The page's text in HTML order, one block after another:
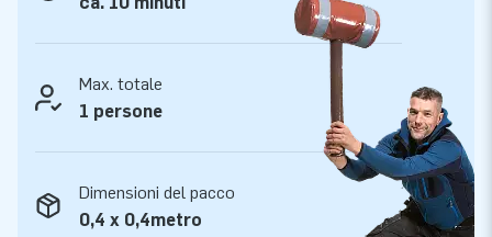
Max. totale
1 persone
Dimensioni del pacco
0,4 x 0,4metro